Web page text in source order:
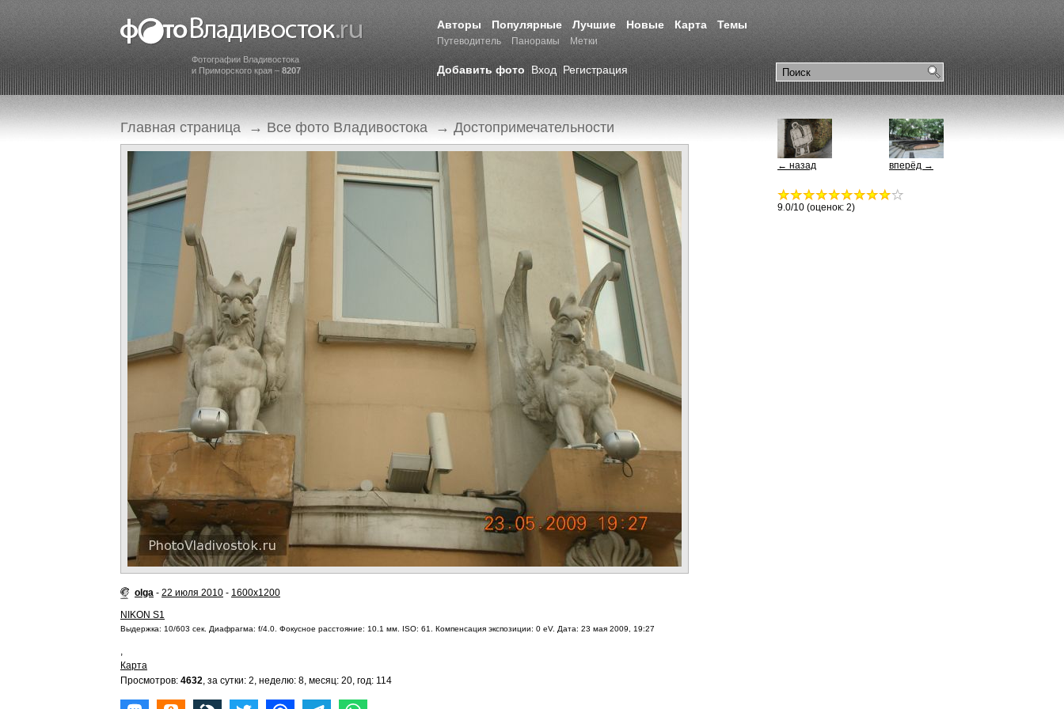
Фотографии Владивостока
и Приморского края – 8207
Авторы Популярные Лучшие Новые Карта Темы
Путеводитель Панорамы Метки
Добавить фото Вход Регистрация
Главная страница → Все фото Владивостока → Достопримечательности
olga - 22 июля 2010 - 1600x1200
NIKON S1
Выдержка: 10/603 сек. Диафрагма: f/4.0. Фокусное расстояние: 10.1 мм. ISO: 61. Компенсация экспозиции: 0 eV. Дата: 23 мая 2009, 19:27
,
Карта
Просмотров: 4632, за сутки: 2, неделю: 8, месяц: 20, год: 114
вперёд →
← назад
9.0/10 (оценок: 2)